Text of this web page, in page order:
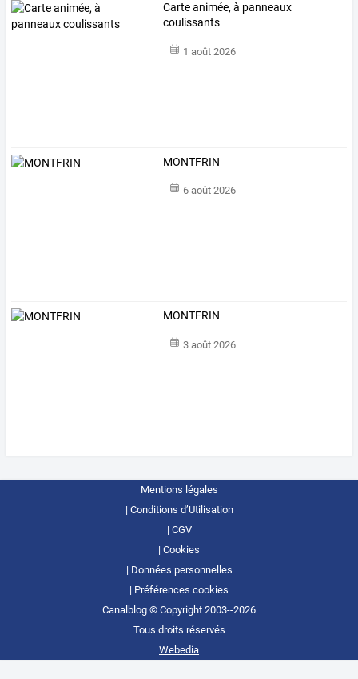
Carte animée, à panneaux
coulissants
1 août 2026
MONTFRIN
6 août 2026
MONTFRIN
3 août 2026
Mentions légales
Conditions d’Utilisation
CGV
Cookies
Données personnelles
Préférences cookies
Canalblog © Copyright 2003--2026
Tous droits réservés
Webedia